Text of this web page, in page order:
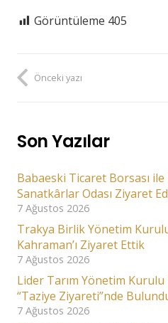
Görüntüleme 405
Önceki yazı
Son Yazılar
Babaeski Ticaret Borsası
Sanatkârlar Odası Ziyaret
7 Ağustos 2026
Trakya Birlik Yönetim Kurulu
Kahraman’ı Ziyaret Ettik
7 Ağustos 2026
Lider Tarım Yönetim Kurulu
“Taziye Ziyareti”nde
7 Ağustos 2026